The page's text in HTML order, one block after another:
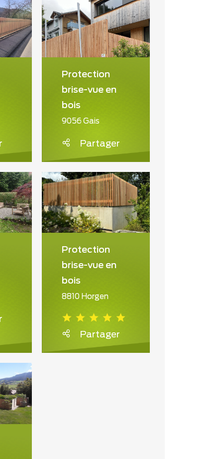
Protection
brise-vue en
bois
9056 Gais
Partager
Protection
brise-vue en
bois
8810 Horgen
Partager